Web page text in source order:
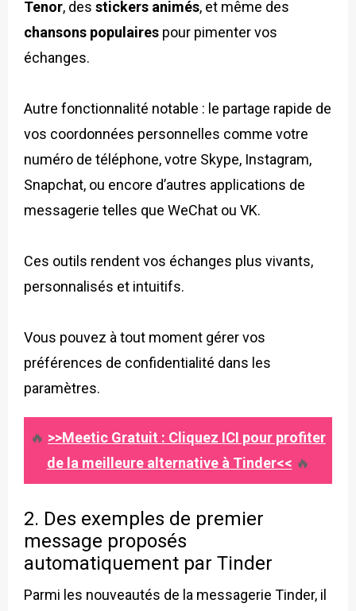
Tenor, des stickers animés, et même des
chansons populaires pour pimenter vos
échanges.
Autre fonctionnalité notable : le partage rapide de
vos coordonnées personnelles comme votre
numéro de téléphone, votre Skype, Instagram,
Snapchat, ou encore d’autres applications de
messagerie telles que WeChat ou VK.
Ces outils rendent vos échanges plus vivants,
personnalisés et intuitifs.
Vous pouvez à tout moment gérer vos
préférences de confidentialité dans les
paramètres.
🔥 >>Meetic Gratuit : Cliquez ICI pour profiter
de la meilleure alternative à Tinder<< 🔥
2. Des exemples de premier
message proposés
automatiquement par Tinder
Parmi les nouveautés de la messagerie Tinder, il